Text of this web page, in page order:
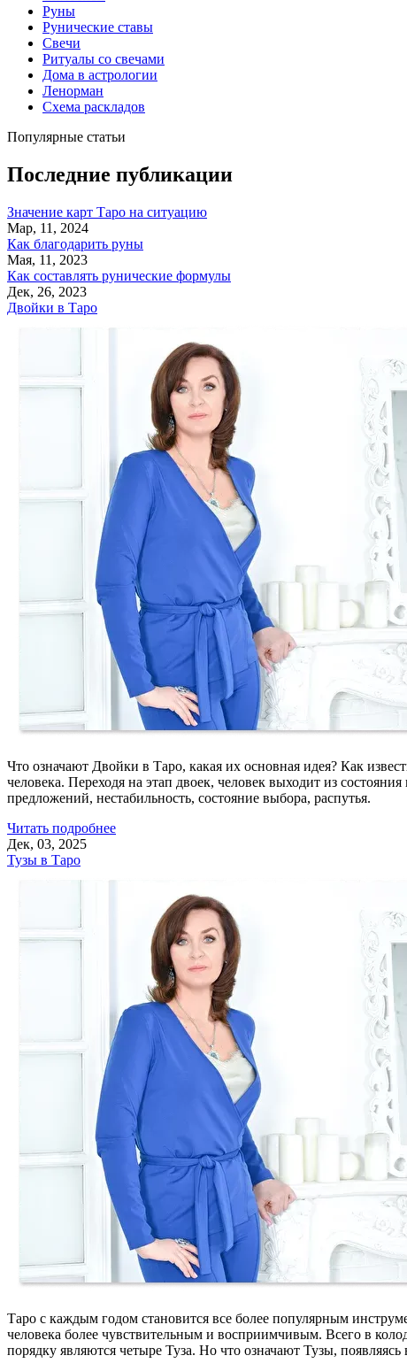
Руны
Рунические ставы
Свечи
Ритуалы со свечами
Дома в астрологии
Ленорман
Схема раскладов
Популярные статьи
Последние публикации
Значение карт Таро на ситуацию
Мар, 11, 2024
Как благодарить руны
Мая, 11, 2023
Как составлять рунические формулы
Дек, 26, 2023
Двойки в Таро
Что означают Двойки в Таро, какая их основная идея? Как
человека. Переходя на этап двоек, человек выходит из
предложений, нестабильность, состояние выбора, распутья.
Читать подробнее
Дек, 03, 2025
Тузы в Таро
Таро с каждым годом становится все более популярным
человека более чувствительным и восприимчивым. Всего в
порядку являются четыре Туза. Но что означают Тузы, появляясь